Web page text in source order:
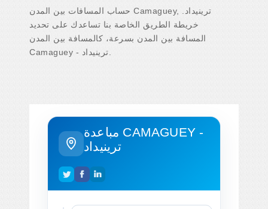
حساب المسافات بين المدن Camaguey, ترينيداد.
خريطة الطريق الخاصة بنا تساعدك على تحديد
المسافة بين المدن بسرعة، كالمسافة بين المدن
مباعدة CAMAGUEY -
ترينيداد